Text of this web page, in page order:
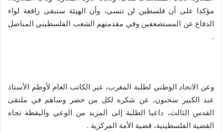
مؤكدا على أن فلسطين لن تنسى، وأن الهيئة ستبقى رافعة لواء
الدفاع عن المستضعفين وفي مقدمتهم الشعب الفلسطيني المناضل
.
وعن الاتحاد الوطني لطلبة المغرب، عبر الكاتب العام لأوطم الأستاذ
عبد الكبير سحنون، عن شكره لكل من حضر وساهم في ملتقى
القدس الثالث، داعيا الطلبة إلى المزيد من الوعي واليقظة تجاه
القضية الفلسطينية، قضية الأمة المركزية .